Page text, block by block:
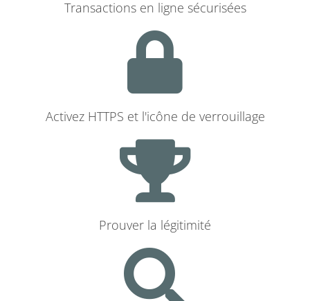
Transactions en ligne sécurisées
Activez HTTPS et l'icône de verrouillage
Prouver la légitimité